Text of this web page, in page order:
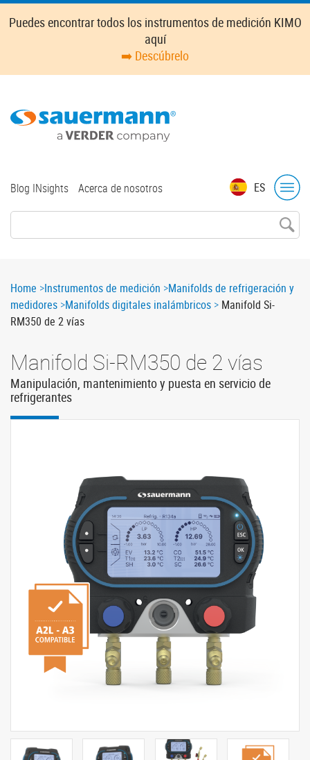
Skip
Puedes encontrar todos los instrumentos de medición KIMO
aquí
➡️ Descúbrelo
ES
Top
Blog INsights Acerca de nosotros
Breadcrumb
Home Instrumentos de medición Manifolds de refrigeración y
medidores Manifolds digitales inalámbricos
Manifold Si-
RM350 de 2 vías
Manifold Si-RM350 de 2 vías
Manipulación, mantenimiento y puesta en servicio de
refrigerantes